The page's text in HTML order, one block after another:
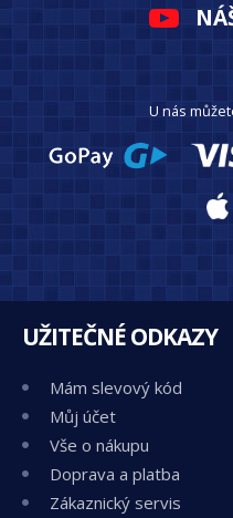
U nás
UŽITEČNÉ ODKAZY
Mám slevový kód
Můj účet
Vše o nákupu
Doprava a platba
Zákaznický servis